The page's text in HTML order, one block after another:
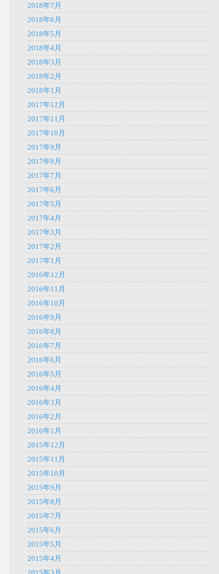
2018年7月
2018年6月
2018年5月
2018年4月
2018年3月
2018年2月
2018年1月
2017年12月
2017年11月
2017年10月
2017年9月
2017年8月
2017年7月
2017年6月
2017年5月
2017年4月
2017年3月
2017年2月
2017年1月
2016年12月
2016年11月
2016年10月
2016年9月
2016年8月
2016年7月
2016年6月
2016年5月
2016年4月
2016年3月
2016年2月
2016年1月
2015年12月
2015年11月
2015年10月
2015年9月
2015年8月
2015年7月
2015年6月
2015年5月
2015年4月